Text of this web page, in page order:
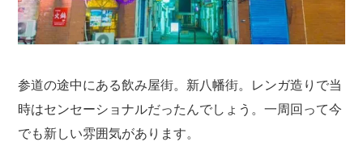
参道の途中にある飲み屋街。新八幡街。レンガ造りで当
時はセンセーショナルだったんでしょう。一周回って今
でも新しい雰囲気があります。